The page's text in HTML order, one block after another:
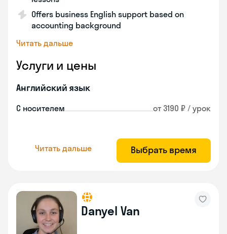
Offers business English support based on
accounting background
Читать дальше
Услуги и цены
Английский язык
С носителем от 3190 ₽ / урок
Читать дальше Выбрать время
Danyel Van